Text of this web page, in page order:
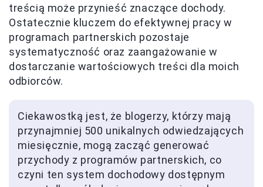
treścią może przynieść znaczące dochody.
Ostatecznie kluczem do efektywnej pracy w
programach partnerskich pozostaje
systematyczność oraz zaangażowanie w
dostarczanie wartościowych treści dla moich
odbiorców.
Ciekawostką jest, że blogerzy, którzy mają
przynajmniej 500 unikalnych odwiedzających
miesięcznie, mogą zacząć generować
przychody z programów partnerskich, co
czyni ten system dochodowy dostępnym